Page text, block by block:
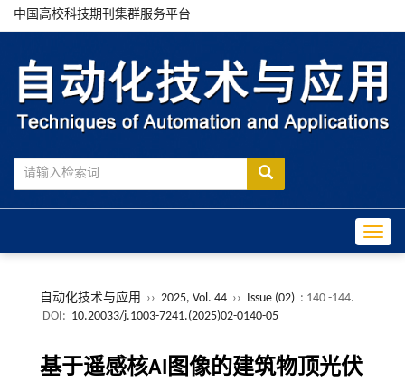
中国高校科技期刊集群服务平台
自动化技术与应用 ›› 2025, Vol. 44 ›› Issue (02) : 140 -144.
DOI: 10.20033/j.1003-7241.(2025)02-0140-05
基于遥感核AI图像的建筑物顶光伏